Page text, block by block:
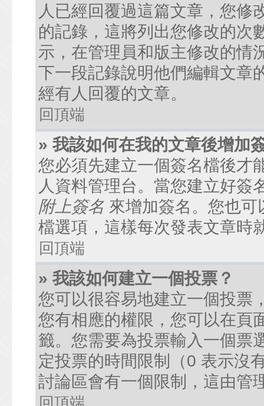
人已經回覆過這篇文章，您修
的記錄，這將列出您修改的次
示，在管理員和版主修改的情
下一段記錄說明他們編輯文章
經有人回覆的文章。
回頂端
» 我該如何在我的文章後增加
您必須先建立一個簽名檔後才
人資料管理台。當您建立好簽
附上簽名 來增加簽名。您也
檔選項，這樣每次發表文章時
回頂端
» 我該如何建立一個投票？
您可以很容易地建立一個投票
您有相應的權限，您可以在頁
籤。您需要為投票輸入一個票
定投票的時間限制（0 表示沒
討論區會有一個限制，這由管
回頂端